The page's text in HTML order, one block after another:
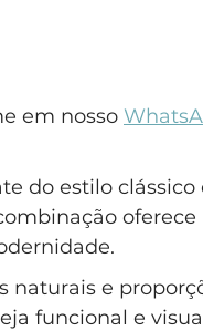
em nosso
do estilo clássico
oferece
naturais e
funcional e